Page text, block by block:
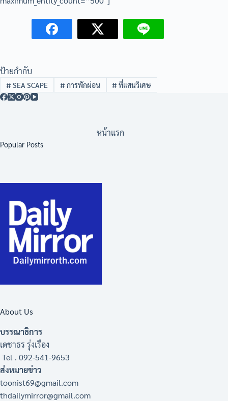
ป้ายกำกับ
# SEA SCAPE # การพักผ่อน # ที่แสนวิเศษ
หน้าแรก
Popular Posts
About Us
บรรณาธิการ
เดชาธร รุ่งเรือง
Tel . 092-541-9653
ส่งหมายข่าว
toonist69@gmail.com
thdailymirror@gmail.com